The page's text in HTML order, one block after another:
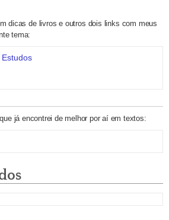
dicas de livros e outros dois links com meus
tema:
já encontrei de melhor por aí em textos: